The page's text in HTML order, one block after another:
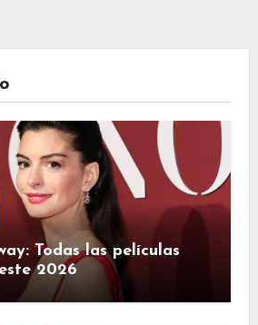
Todas las películas
2026